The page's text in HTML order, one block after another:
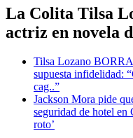
La Colita Tilsa
actriz en novela
Tilsa Lozano
supuesta infidelidad:
cag..”
Jackson Mora pide
seguridad de hotel en
roto’